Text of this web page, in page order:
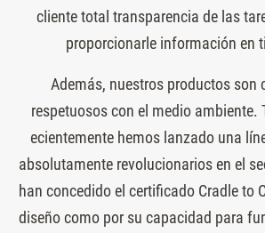
cliente total transparencia de las
proporcionarle información en
Además, nuestros productos son
respetuosos con el medio ambiente.
ecientemente hemos lanzado una
absolutamente revolucionarios en el
han concedido el certificado Cradle to
diseño como por su capacidad para